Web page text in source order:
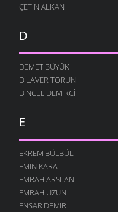
ÇETIN ALKAN
D
DEMET BÜYÜK
DILAVER TORUN
DINCEL DEMIRCI
E
EKREM BÜLBÜL
EMIN KARA
EMRAH ARSLAN
EMRAH UZUN
ENSAR DEMIR